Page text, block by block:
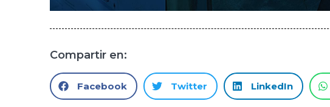
Compartir en:
Facebook Twitter LinkedIn